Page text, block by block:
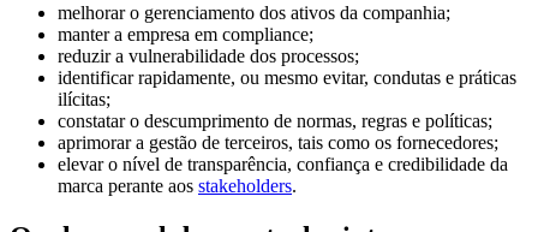
melhorar o gerenciamento dos ativos da companhia;
manter a empresa em compliance;
reduzir a vulnerabilidade dos processos;
identificar rapidamente, ou mesmo evitar, condutas e práticas
ilícitas;
constatar o descumprimento de normas, regras e políticas;
aprimorar a gestão de terceiros, tais como os fornecedores;
elevar o nível de transparência, confiança e credibilidade da
marca perante aos stakeholders.